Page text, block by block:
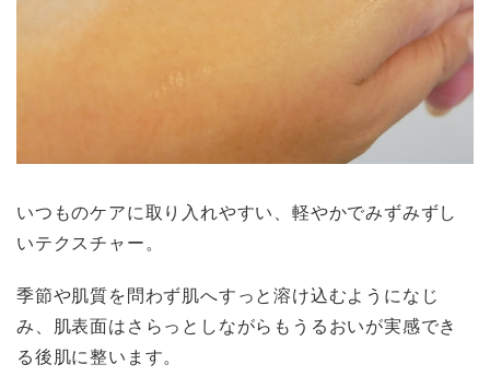
いつものケアに取り入れやすい、軽やかでみずみずし
いテクスチャー。
季節や肌質を問わず肌へすっと溶け込むようになじ
み、肌表面はさらっとしながらもうるおいが実感でき
る後肌に整います。